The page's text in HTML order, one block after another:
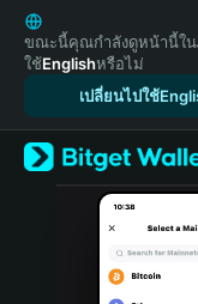
English
日本語
Tiếng Việt
Español
Türkçe
Italiano
ขณะนี้คุณกำลังดูหน้านี้ใน
ใช้Englishหรือไม่
เปลี่ยนไปใช้